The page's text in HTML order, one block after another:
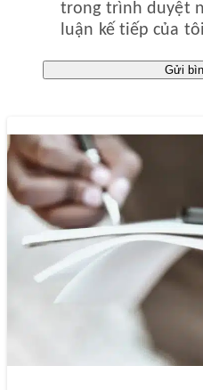
trong trình duyệt
luận kế tiếp của